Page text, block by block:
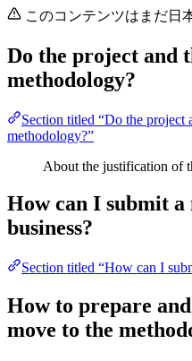
このコンテンツはまだ日
Do the project and
methodology?
Section titled “Do the project
methodology?”
About the justification of
How can I submit a
business?
Section titled “How can I
How to prepare
move to the